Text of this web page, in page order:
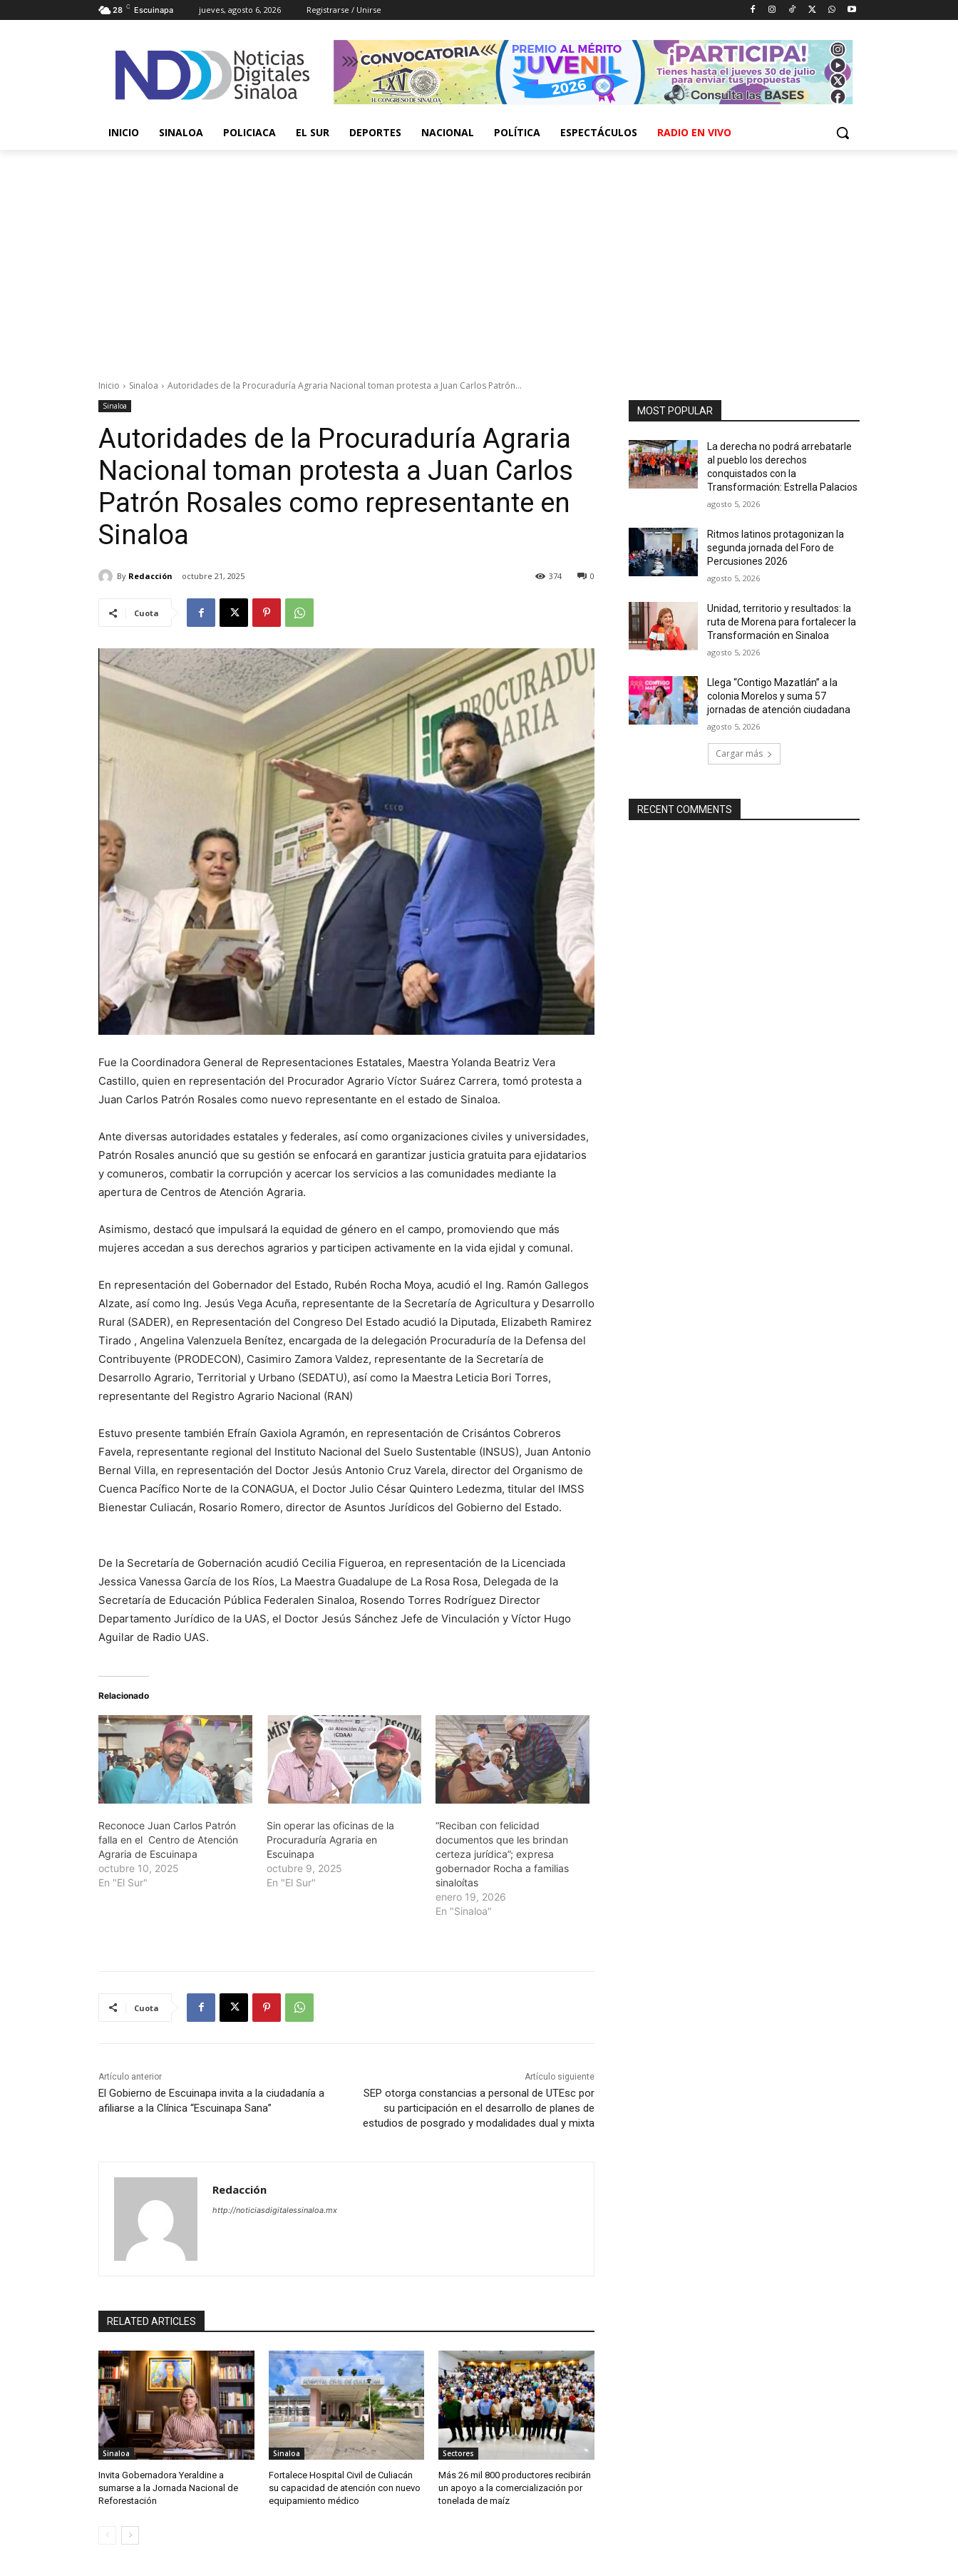
28 C Escuinapa jueves, agosto 6, 2026 Registrarse / Unirse
INICIO SINALOA POLICIACA EL SUR DEPORTES NACIONAL POLÍTICA ESPECTÁCULOS RADIO EN VIVO
Inicio Sinaloa Autoridades de la Procuraduría Agraria Nacional toman protesta a Juan Carlos Patrón...
Sinaloa
Autoridades de la Procuraduría Agraria
Nacional toman protesta a Juan Carlos
Patrón Rosales como representante en
Sinaloa
By Redacción octubre 21, 2025 0
374
Cuota
Fue la Coordinadora General de Representaciones Estatales, Maestra Yolanda Beatriz Vera
Castillo, quien en representación del Procurador Agrario Víctor Suárez Carrera, tomó protesta a
Juan Carlos Patrón Rosales como nuevo representante en el estado de Sinaloa.
Ante diversas autoridades estatales y federales, así como organizaciones civiles y universidades,
Patrón Rosales anunció que su gestión se enfocará en garantizar justicia gratuita para ejidatarios
y comuneros, combatir la corrupción y acercar los servicios a las comunidades mediante la
apertura de Centros de Atención Agraria.
Asimismo, destacó que impulsará la equidad de género en el campo, promoviendo que más
mujeres accedan a sus derechos agrarios y participen activamente en la vida ejidal y comunal.
En representación del Gobernador del Estado, Rubén Rocha Moya, acudió el Ing. Ramón Gallegos
Alzate, así como Ing. Jesús Vega Acuña, representante de la Secretaría de Agricultura y Desarrollo
Rural (SADER), en Representación del Congreso Del Estado acudió la Diputada, Elizabeth Ramirez
Tirado , Angelina Valenzuela Benítez, encargada de la delegación Procuraduría de la Defensa del
Contribuyente (PRODECON), Casimiro Zamora Valdez, representante de la Secretaría de
Desarrollo Agrario, Territorial y Urbano (SEDATU), así como la Maestra Leticia Bori Torres,
representante del Registro Agrario Nacional (RAN)
Estuvo presente también Efraín Gaxiola Agramón, en representación de Crisántos Cobreros
Favela, representante regional del Instituto Nacional del Suelo Sustentable (INSUS), Juan Antonio
Bernal Villa, en representación del Doctor Jesús Antonio Cruz Varela, director del Organismo de
Cuenca Pacífico Norte de la CONAGUA, el Doctor Julio César Quintero Ledezma, titular del IMSS
Bienestar Culiacán, Rosario Romero, director de Asuntos Jurídicos del Gobierno del Estado.
De la Secretaría de Gobernación acudió Cecilia Figueroa, en representación de la Licenciada
Jessica Vanessa García de los Ríos, La Maestra Guadalupe de La Rosa Rosa, Delegada de la
Secretaría de Educación Pública Federalen Sinaloa, Rosendo Torres Rodríguez Director
Departamento Jurídico de la UAS, el Doctor Jesús Sánchez Jefe de Vinculación y Víctor Hugo
Aguilar de Radio UAS.
Relacionado
Reconoce Juan Carlos Patrón
falla en el Centro de Atención
Agraria de Escuinapa
octubre 10, 2025
En "El Sur"
Sin operar las oficinas de la
Procuraduría Agraria en
Escuinapa
octubre 9, 2025
En "El Sur"
“Reciban con felicidad
documentos que les brindan
certeza jurídica”; expresa
gobernador Rocha a familias
sinaloítas
enero 19, 2026
En "Sinaloa"
Cuota
Artículo anterior
El Gobierno de Escuinapa invita a la ciudadanía a
afiliarse a la Clínica “Escuinapa Sana”
Artículo siguiente
SEP otorga constancias a personal de UTEsc por
su participación en el desarrollo de planes de
estudios de posgrado y modalidades dual y mixta
Redacción
http://noticiasdigitalessinaloa.mx
RELATED ARTICLES
Sinaloa
Invita Gobernadora Yeraldine a
sumarse a la Jornada Nacional de
Reforestación
Sinaloa
Fortalece Hospital Civil de Culiacán
su capacidad de atención con nuevo
equipamiento médico
Sectores
Más 26 mil 800 productores recibirán
un apoyo a la comercialización por
tonelada de maíz
MOST POPULAR
La derecha no podrá arrebatarle
al pueblo los derechos
conquistados con la
Transformación: Estrella Palacios
agosto 5, 2026
Ritmos latinos protagonizan la
segunda jornada del Foro de
Percusiones 2026
agosto 5, 2026
Unidad, territorio y resultados: la
ruta de Morena para fortalecer la
Transformación en Sinaloa
agosto 5, 2026
Llega “Contigo Mazatlán” a la
colonia Morelos y suma 57
jornadas de atención ciudadana
agosto 5, 2026
Cargar más
RECENT COMMENTS